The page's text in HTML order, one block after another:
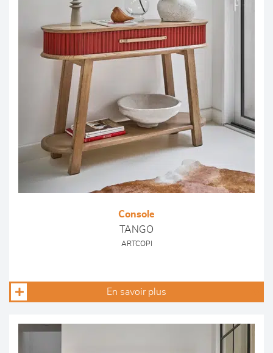
Console
TANGO
ARTCOPI
En savoir plus